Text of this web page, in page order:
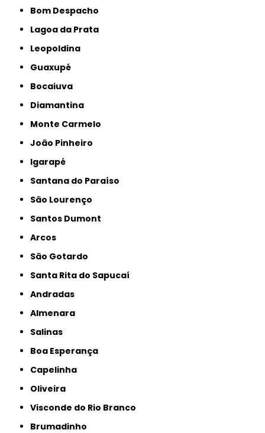
Bom Despacho
Lagoa da Prata
Leopoldina
Guaxupé
Bocaiuva
Diamantina
Monte Carmelo
João Pinheiro
Igarapé
Santana do Paraíso
São Lourenço
Santos Dumont
Arcos
São Gotardo
Santa Rita do Sapucaí
Andradas
Almenara
Salinas
Boa Esperança
Capelinha
Oliveira
Visconde do Rio Branco
Brumadinho